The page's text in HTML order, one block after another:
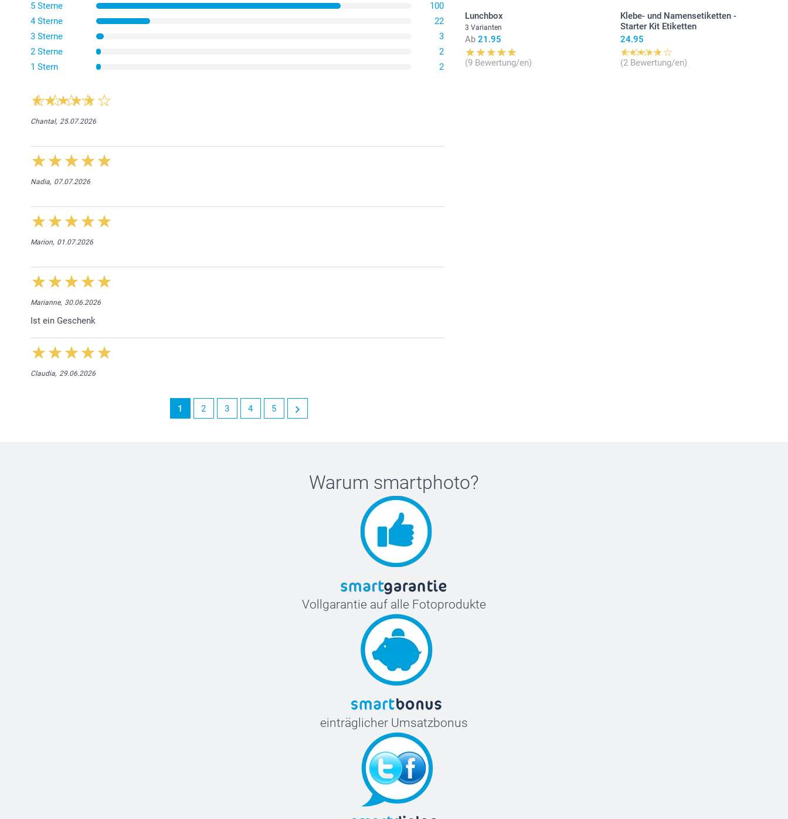
5 Sterne
100
4 Sterne
22
3 Sterne
3
2 Sterne
2
1 Stern
2
Chantal, 25.07.2026
Nadia, 07.07.2026
Marion, 01.07.2026
Marianne, 30.06.2026
Ist ein Geschenk
Claudia, 29.06.2026
1 2 3 4 5
Lunchbox
3 Varianten
Ab 21.95
(9 Bewertung/en)
Klebe- und Namensetiketten -
Starter Kit Etiketten
24.95
(2 Bewertung/en)
Warum smartphoto?
Vollgarantie auf alle Fotoprodukte
einträglicher Umsatzbonus